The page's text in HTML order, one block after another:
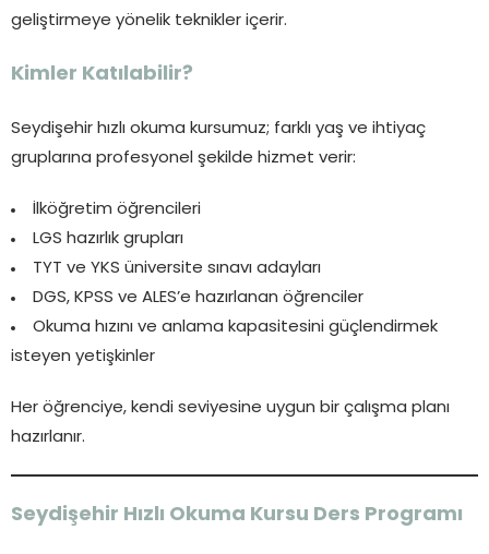
geliştirmeye yönelik teknikler içerir.
Kimler Katılabilir?
Seydişehir hızlı okuma kursumuz; farklı yaş ve ihtiyaç
gruplarına profesyonel şekilde hizmet verir:
İlköğretim öğrencileri
LGS hazırlık grupları
TYT ve YKS üniversite sınavı adayları
DGS, KPSS ve ALES’e hazırlanan öğrenciler
Okuma hızını ve anlama kapasitesini güçlendirmek
isteyen yetişkinler
Her öğrenciye, kendi seviyesine uygun bir çalışma planı
hazırlanır.
Seydişehir Hızlı Okuma Kursu Ders Programı